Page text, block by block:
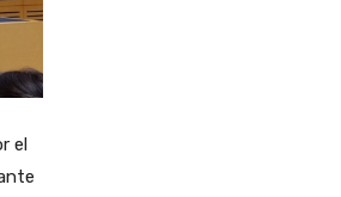
el